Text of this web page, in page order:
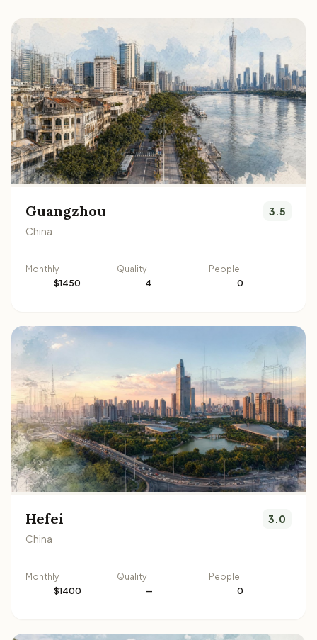
Guangzhou
China
3.5
Monthly
$1450
Quality
4
People
0
Hefei
China
3.0
Monthly
$1400
Quality
—
People
0